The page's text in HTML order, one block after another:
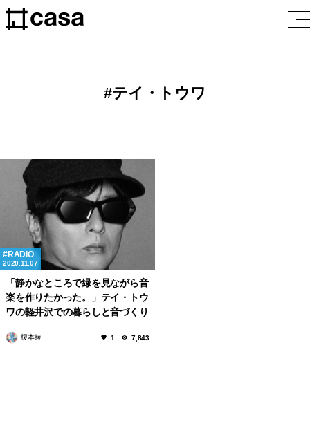
テイ・トウワ
RADIO
2020.11.07
「静かなところで緑を見ながら音
楽を作りたかった。」テイ・トウ
ワの軽井沢での暮らしと音づくり
榎本綾 1 7,843